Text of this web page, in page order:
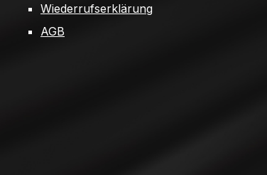
Wiederrufserklärung
AGB